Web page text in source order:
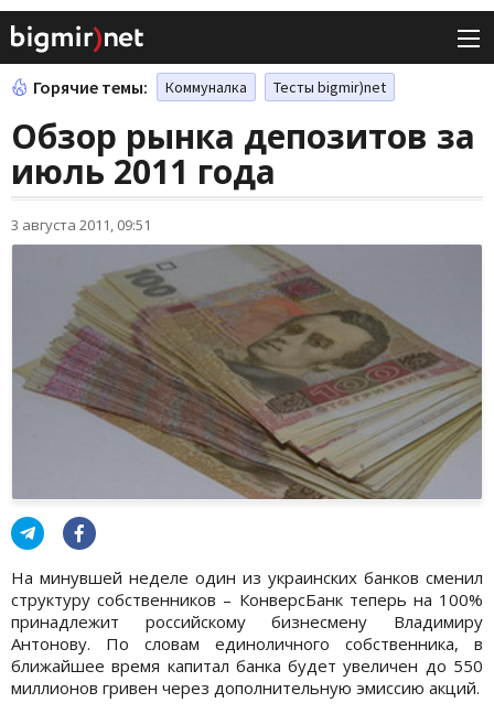
Горячие темы: Коммуналка Тесты bigmir)net
Обзор рынка депозитов за
июль 2011 года
3 августа 2011, 09:51
На минувшей неделе один из украинских банков сменил
структуру собственников – КонверсБанк теперь на 100%
принадлежит российскому бизнесмену Владимиру
Антонову. По словам единоличного собственника, в
ближайшее время капитал банка будет увеличен до 550
миллионов гривен через дополнительную эмиссию акций.